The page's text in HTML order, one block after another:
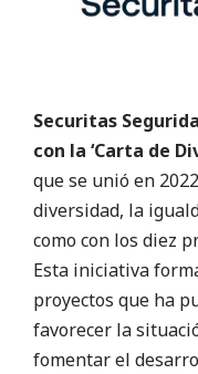
Securitas
con la ‘Carta de
que se unió en
diversidad, la
como con los diez
Esta iniciativa
proyectos que ha
favorecer la
fomentar el